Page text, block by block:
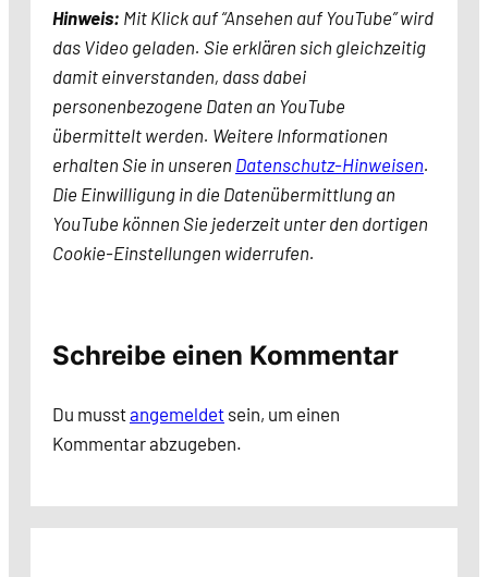
Hinweis: Mit Klick auf “Ansehen auf YouTube” wird
das Video geladen. Sie erklären sich gleichzeitig
damit einverstanden, dass dabei
personenbezogene Daten an YouTube
übermittelt werden. Weitere Informationen
erhalten Sie in unseren Datenschutz-Hinweisen.
Die Einwilligung in die Datenübermittlung an
YouTube können Sie jederzeit unter den dortigen
Cookie-Einstellungen widerrufen.
Schreibe einen Kommentar
Du musstangemeldet sein, um einen
Kommentar abzugeben.